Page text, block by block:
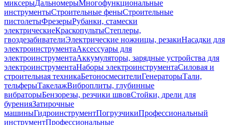
миксерыДальномерыМногофункциональные
инструментыСтроительные феныСтроительные
пистолетыФрезерыРубанки, стамески
электрическиеКраскопультыСтеплеры,
гвоздезабивателиЭлектрические ножницы, резакиНасадки для
электроинструментаАксессуары для
электроинструментаАккумуляторы, зарядные устройства для
электроинструментаНаборы электроинструментаСиловая и
строительная техникаБетоносмесителиГенераторыТали,
тельферыТакелажВиброплиты, глубинные
вибраторыБензорезы, резчики швовСтойки, дрели для
буренияЗатирочные
машиныГидроинструментПогрузчикиПрофессиональный
инструментПрофессиональные